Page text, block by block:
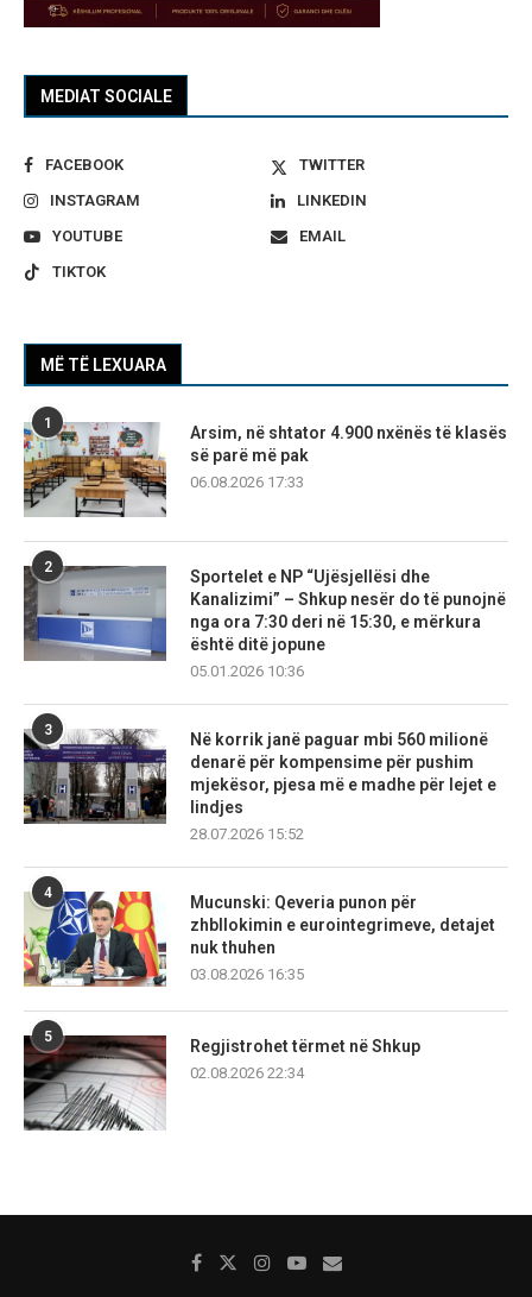
MEDIAT SOCIALE
FACEBOOK
TWITTER
INSTAGRAM
LINKEDIN
YOUTUBE
EMAIL
TIKTOK
MË TË LEXUARA
1
Arsim, në shtator 4.900 nxënës të klasës
së parë më pak
06.08.2026 17:33
2
Sportelet e NP “Ujësjellësi dhe
Kanalizimi” – Shkup nesër do të punojnë
nga ora 7:30 deri në 15:30, e mërkura
është ditë jopune
05.01.2026 10:36
3
Në korrik janë paguar mbi 560 milionë
denarë për kompensime për pushim
mjekësor, pjesa më e madhe për lejet e
lindjes
28.07.2026 15:52
4
Mucunski: Qeveria punon për
zhbllokimin e eurointegrimeve, detajet
nuk thuhen
03.08.2026 16:35
5
Regjistrohet tërmet në Shkup
02.08.2026 22:34